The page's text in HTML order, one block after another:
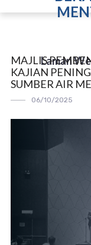
Laman
MAJLIS
KAJIAN
SUMBER AIR
06/10/2025